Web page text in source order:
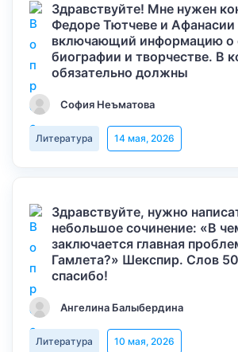
Здравствуйте! Мне нужен
Федоре Тютчеве и Афанасии
включающий информацию о
биографии и творчестве. В
обязательно должны
София Неъматова
Литература 14 мая, 2026
Здравствуйте, нужно
небольшое сочинение: «В
заключается главная
Гамлета?» Шекспир. Слов
спасибо!
Ангелина Балыбердина
Литература 10 мая, 2026